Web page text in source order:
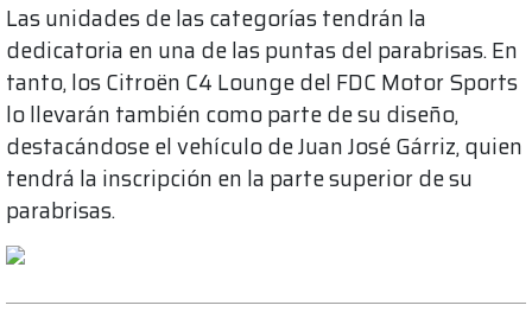
Las unidades de las categorías tendrán la
dedicatoria en una de las puntas del parabrisas. En
tanto, los Citroën C4 Lounge del FDC Motor Sports
lo llevarán también como parte de su diseño,
destacándose el vehículo de Juan José Gárriz, quien
tendrá la inscripción en la parte superior de su
parabrisas.